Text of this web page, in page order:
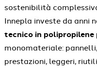
sostenibilità
Innepla investe da anni
tecnico in polipropilene
monomateriale:
prestazioni, leggeri,